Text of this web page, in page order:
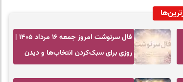
فال سرنوشت امروز جمعه ۱۶ مرداد ۱۴۰۵ |
روزی برای سبک‌کردن انتخاب‌ها و دیدن